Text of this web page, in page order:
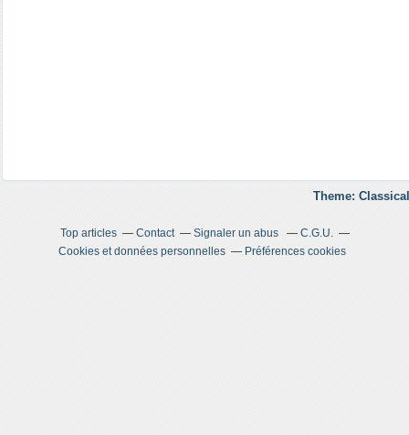
Theme:
Top articles Contact Signaler un abus
C.G.U.
Cookies et données personnelles
Préférences cookies